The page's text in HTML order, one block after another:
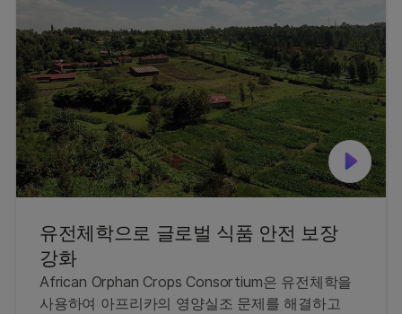
유전체학으로 글로벌 식품 안전 보장
강화
African Orphan Crops Consortium은 유전체학을
사용하여 아프리카의 영양실조 문제를 해결하고